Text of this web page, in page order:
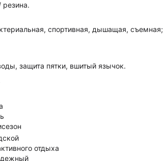
спортивная, дышащая, съемная;
защита пятки, вшитый язычок.
отдыха